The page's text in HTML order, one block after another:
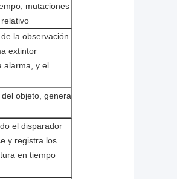
mutaciones
la observación
extintor
alarma, y el
objeto, genera
el disparador
y registra los
en tiempo